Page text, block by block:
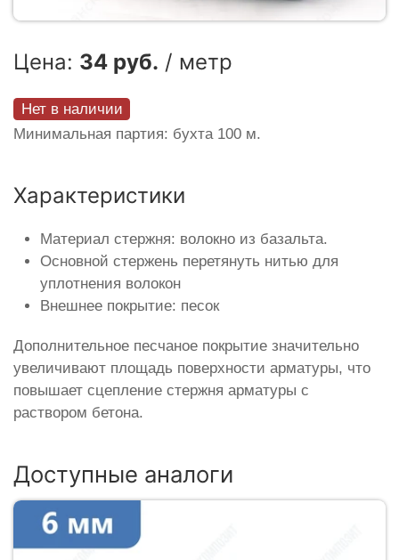
Цена: 34 руб. / метр
Нет в наличии
Минимальная партия: бухта 100 м.
Характеристики
Материал стержня: волокно из базальта.
Основной стержень перетянуть нитью для
уплотнения волокон
Внешнее покрытие: песок
Дополнительное песчаное покрытие значительно
увеличивают площадь поверхности арматуры, что
повышает сцепление стержня арматуры с
раствором бетона.
Доступные аналоги